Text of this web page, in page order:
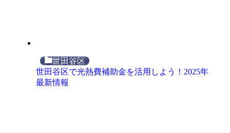
世田谷区
世田谷区で光熱費補助金を活用しよう！2025年
最新情報